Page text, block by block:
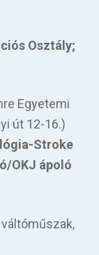
Osztály;
Egyetemi
út 12-16.)
Stroke
OKJ ápoló